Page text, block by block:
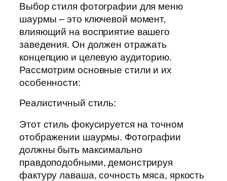
Выбор стиля фотографии для меню
шаурмы – это ключевой момент,
влияющий на восприятие вашего
заведения. Он должен отражать
концепцию и целевую аудиторию.
Рассмотрим основные стили и их
особенности:
Реалистичный стиль:
Этот стиль фокусируется на точном
отображении шаурмы. Фотографии
должны быть максимально
правдоподобными, демонстрируя
фактуру лаваша, сочность мяса, яркость